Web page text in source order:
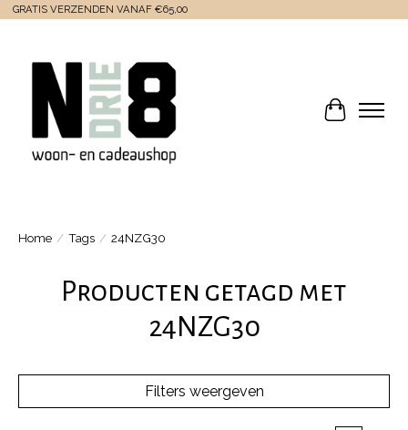
GRATIS VERZENDEN VANAF €65,00
Home / Tags / 24NZG30
Producten getagd met
24NZG30
Filters weergeven